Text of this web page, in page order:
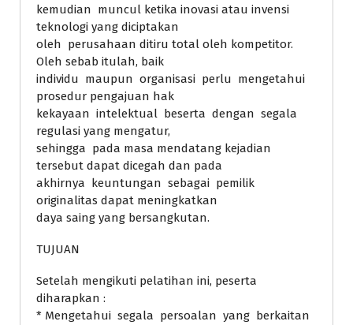
kemudian muncul ketika inovasi atau invensi
teknologi yang diciptakan
oleh perusahaan ditiru total oleh kompetitor.
Oleh sebab itulah, baik
individu maupun organisasi perlu mengetahui
prosedur pengajuan hak
kekayaan intelektual beserta dengan segala
regulasi yang mengatur,
sehingga pada masa mendatang kejadian
tersebut dapat dicegah dan pada
akhirnya keuntungan sebagai pemilik
originalitas dapat meningkatkan
daya saing yang bersangkutan.
TUJUAN
Setelah mengikuti pelatihan ini, peserta
diharapkan :
* Mengetahui segala persoalan yang berkaitan